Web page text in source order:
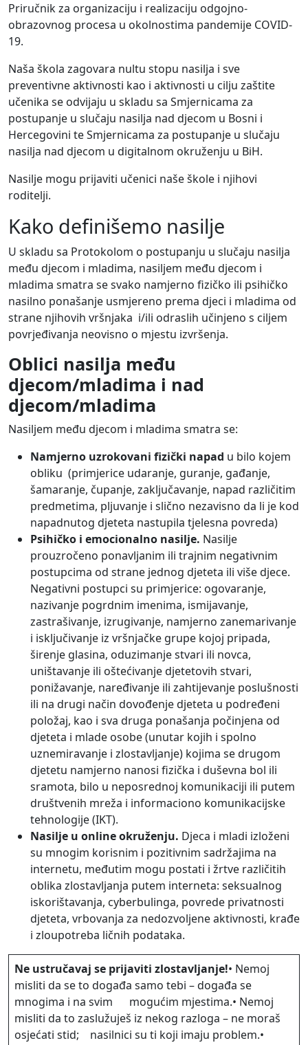
Priručnik za organizaciju i realizaciju odgojno-
obrazovnog procesa u okolnostima pandemije COVID-
19.
Naša škola zagovara nultu stopu nasilja i sve
preventivne aktivnosti kao i aktivnosti u cilju zaštite
učenika se odvijaju u skladu sa Smjernicama za
postupanje u slučaju nasilja nad djecom u Bosni i
Hercegovini te Smjernicama za postupanje u slučaju
nasilja nad djecom u digitalnom okruženju u BiH.
Nasilje mogu prijaviti učenici naše škole i njihovi
roditelji.
Kako definišemo nasilje
U skladu sa Protokolom o postupanju u slučaju nasilja
među djecom i mladima, nasiljem među djecom i
mladima smatra se svako namjerno fizičko ili psihičko
nasilno ponašanje usmjereno prema djeci i mladima od
strane njihovih vršnjaka i/ili odraslih učinjeno s ciljem
povrjeđivanja neovisno o mjestu izvršenja.
Oblici nasilja među
djecom/mladima i nad
djecom/mladima
Nasiljem među djecom i mladima smatra se:
Namjerno uzrokovani fizički napad u bilo kojem
obliku (primjerice udaranje, guranje, gađanje,
šamaranje, čupanje, zaključavanje, napad različitim
predmetima, pljuvanje i slično nezavisno da li je kod
napadnutog djeteta nastupila tjelesna povreda)
Psihičko i emocionalno nasilje. Nasilje
prouzročeno ponavljanim ili trajnim negativnim
postupcima od strane jednog djeteta ili više djece.
Negativni postupci su primjerice: ogovaranje,
nazivanje pogrdnim imenima, ismijavanje,
zastrašivanje, izrugivanje, namjerno zanemarivanje
i isključivanje iz vršnjačke grupe kojoj pripada,
širenje glasina, oduzimanje stvari ili novca,
uništavanje ili oštećivanje djetetovih stvari,
ponižavanje, naređivanje ili zahtijevanje poslušnosti
ili na drugi način dovođenje djeteta u podređeni
položaj, kao i sva druga ponašanja počinjena od
djeteta i mlade osobe (unutar kojih i spolno
uznemiravanje i zlostavljanje) kojima se drugom
djetetu namjerno nanosi fizička i duševna bol ili
sramota, bilo u neposrednoj komunikaciji ili putem
društvenih mreža i informaciono komunikacijske
tehnologije (IKT).
Nasilje u online okruženju. Djeca i mladi izloženi
su mnogim korisnim i pozitivnim sadržajima na
internetu, međutim mogu postati i žrtve različitih
oblika zlostavljanja putem interneta: seksualnog
iskorištavanja, cyberbulinga, povrede privatnosti
djeteta, vrbovanja za nedozvoljene aktivnosti, krađe
i zloupotreba ličnih podataka.
Ne ustručavaj se prijaviti zlostavljanje!• Nemoj
misliti da se to događa samo tebi – događa se
mnogima i na svim mogućim mjestima.• Nemoj
misliti da to zaslužuješ iz nekog razloga – ne moraš
osjećati stid; nasilnici su ti koji imaju problem.•